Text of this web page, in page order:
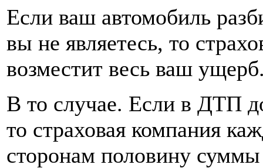
Если ваш автомобиль
вы не являетесь, то
возместит весь ваш
В то случае. Если в ДТП
то страховая компания
сторонам половину